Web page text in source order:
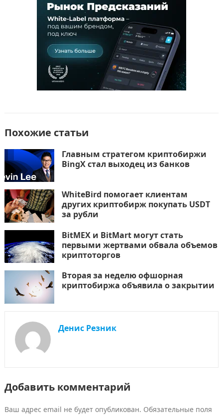
n и
т
ь
Похожие статьи
Главным стратегом криптобиржи
BingX стал выходец из банков
WhiteBird помогает клиентам
других криптобирж покупать USDT
за рубли
BitMEX и BitMart могут стать
первыми жертвами обвала объемов
криптоторгов
Вторая за неделю офшорная
криптобиржа объявила о закрытии
Денис Резник
Добавить комментарий
Ваш адрес email не будет опубликован. Обязательные поля